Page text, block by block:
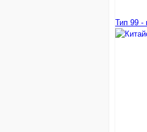
Тип 99 -